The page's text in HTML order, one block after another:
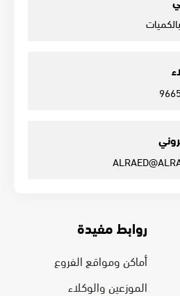
روابط مفيدة
أماكن ومواقع الفروع
الموزعين والوكلاء